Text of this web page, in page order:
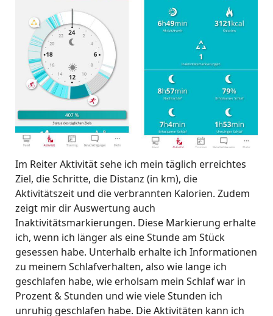
Im Reiter Aktivität sehe ich mein täglich erreichtes
Ziel, die Schritte, die Distanz (in km), die
Aktivitätszeit und die verbrannten Kalorien. Zudem
zeigt mir dir Auswertung auch
Inaktivitätsmarkierungen. Diese Markierung erhalte
ich, wenn ich länger als eine Stunde am Stück
gesessen habe. Unterhalb erhalte ich Informationen
zu meinem Schlafverhalten, also wie lange ich
geschlafen habe, wie erholsam mein Schlaf war in
Prozent & Stunden und wie viele Stunden ich
unruhig geschlafen habe. Die Aktivitäten kann ich